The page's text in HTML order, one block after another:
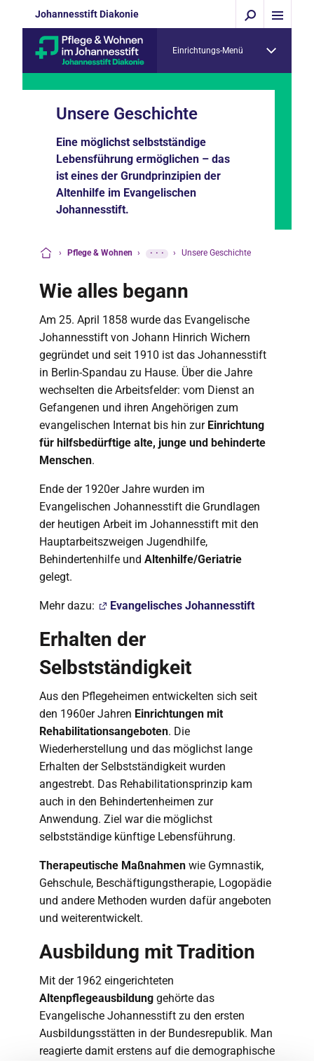
Johannesstift Diakonie
Einrichtungs-Menü
Unsere Geschichte
Eine möglichst selbstständige
Lebensführung ermöglichen – das
ist eines der Grundprinzipien der
Altenhilfe im Evangelischen
Johannesstift.
› Pflege & Wohnen › ··· › Unsere Geschichte
Wie alles begann
Am 25. April 1858 wurde das Evangelische
Johannesstift von Johann Hinrich Wichern
gegründet und seit 1910 ist das Johannesstift
in Berlin-Spandau zu Hause. Über die Jahre
wechselten die Arbeitsfelder: vom Dienst an
Gefangenen und ihren Angehörigen zum
evangelischen Internat bis hin zur Einrichtung
für hilfsbedürftige alte, junge und behinderte
Menschen.
Ende der 1920er Jahre wurden im
Evangelischen Johannesstift die Grundlagen
der heutigen Arbeit im Johannesstift mit den
Hauptarbeitszweigen Jugendhilfe,
Behindertenhilfe und Altenhilfe/Geriatrie
gelegt.
Mehr dazu: Evangelisches Johannesstift
Erhalten der
Selbstständigkeit
Aus den Pflegeheimen entwickelten sich seit
den 1960er Jahren Einrichtungen mit
Rehabilitationsangeboten. Die
Wiederherstellung und das möglichst lange
Erhalten der Selbstständigkeit wurden
angestrebt. Das Rehabilitationsprinzip kam
auch in den Behindertenheimen zur
Anwendung. Ziel war die möglichst
selbstständige künftige Lebensführung.
Therapeutische Maßnahmen wie Gymnastik,
Gehschule, Beschäftigungstherapie, Logopädie
und andere Methoden wurden dafür angeboten
und weiterentwickelt.
Ausbildung mit Tradition
Mit der 1962 eingerichteten
Altenpflegeausbildung gehörte das
Evangelische Johannesstift zu den ersten
Ausbildungsstätten in der Bundesrepublik. Man
reagierte damit erstens auf die demographische